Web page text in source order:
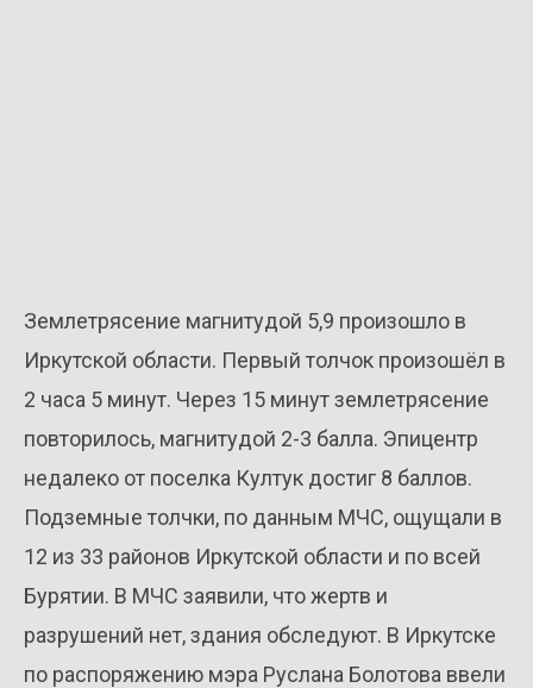
Землетрясение магнитудой 5,9 произошло в
Иркутской области. Первый толчок произошёл в
2 часа 5 минут. Через 15 минут землетрясение
повторилось, магнитудой 2-3 балла. Эпицентр
недалеко от поселка Култук достиг 8 баллов.
Подземные толчки, по данным МЧС, ощущали в
12 из 33 районов Иркутской области и по всей
Бурятии. В МЧС заявили, что жертв и
разрушений нет, здания обследуют. В Иркутске
по распоряжению мэра Руслана Болотова ввели